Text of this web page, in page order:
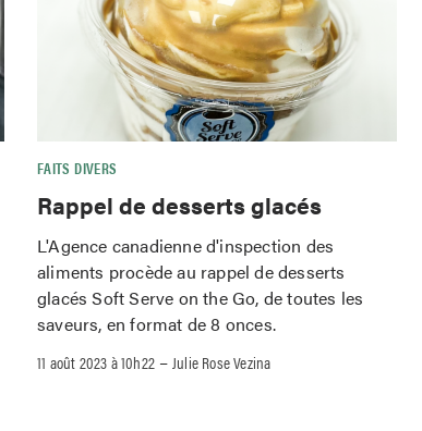
FAITS DIVERS
Rappel de desserts glacés
L'Agence canadienne d'inspection des
aliments procède au rappel de desserts
glacés Soft Serve on the Go, de toutes les
saveurs, en format de 8 onces.
11 août 2023 à 10h22 – Julie Rose Vezina